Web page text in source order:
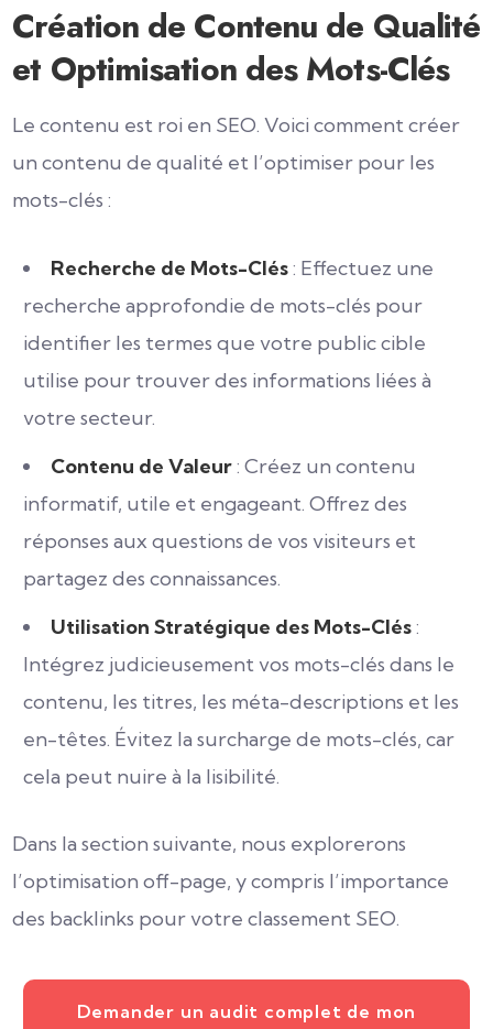
Création de Contenu de Qualité
et Optimisation des Mots-Clés
Le contenu est roi en SEO. Voici comment créer
un contenu de qualité et l’optimiser pour les
mots-clés :
Recherche de Mots-Clés: Effectuez une
recherche approfondie de mots-clés pour
identifier les termes que votre public cible
utilise pour trouver des informations liées à
votre secteur.
Contenu de Valeur: Créez un contenu
informatif, utile et engageant. Offrez des
réponses aux questions de vos visiteurs et
partagez des connaissances.
Utilisation Stratégique des Mots-Clés:
Intégrez judicieusement vos mots-clés dans le
contenu, les titres, les méta-descriptions et les
en-têtes. Évitez la surcharge de mots-clés, car
cela peut nuire à la lisibilité.
Dans la section suivante, nous explorerons
l’optimisation off-page, y compris l’importance
des backlinks pour votre classement SEO.
Demander un audit complet de mon